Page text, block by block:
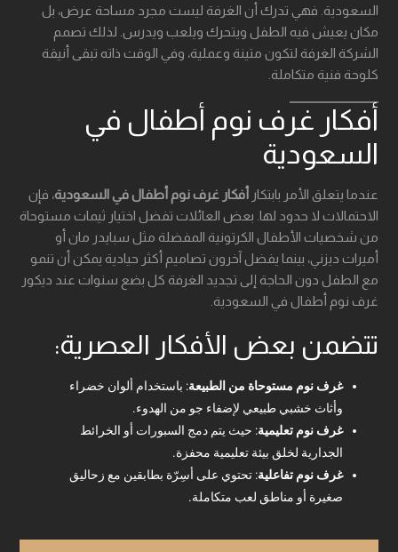
السعودية. فهي تدرك أن الغرفة ليست مجرد مساحة عرض، بل
مكان يعيش فيه الطفل ويتحرك ويلعب ويدرس. لذلك تصمم
الشركة الغرفة لتكون متينة وعملية، وفي الوقت ذاته تبقى أنيقة
كلوحة فنية متكاملة.
أفكار غرف نوم أطفال في
السعودية
عندما يتعلق الأمر بابتكار أفكار غرف نوم أطفال في السعودية، فإن
الاحتمالات لا حدود لها. بعض العائلات تفضل اختيار ثيمات مستوحاة
من شخصيات الأطفال الكرتونية المفضلة مثل سبايدر مان أو
أميرات ديزني، بينما يفضل آخرون تصاميم أكثر حيادية يمكن أن تنمو
مع الطفل دون الحاجة إلى تجديد الغرفة كل بضع سنوات عند ديكور
غرف نوم أطفال في السعودية.
تتضمن بعض الأفكار العصرية:
غرف نوم مستوحاة من الطبيعة: باستخدام ألوان خضراء
وأثاث خشبي طبيعي لإضفاء جو من الهدوء.
غرف نوم تعليمية: حيث يتم دمج السبورات أو الخرائط
الجدارية لخلق بيئة تعليمية محفزة.
غرف نوم تفاعلية: تحتوي على أسِرّة بطابقين مع زحاليق
صغيرة أو مناطق لعب متكاملة.